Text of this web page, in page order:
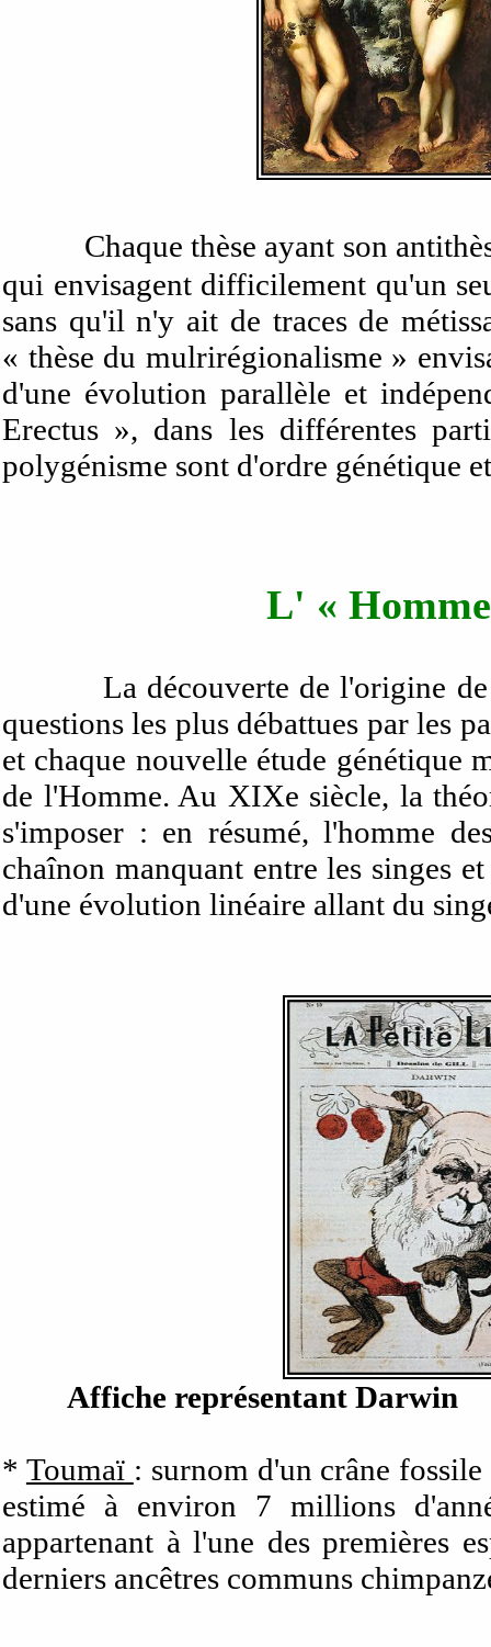
Chaque thèse ayant son
qui envisagent difficilement qu'un
sans qu'il n'y ait de traces de
« thèse du mulrirégionalisme »
d'une évolution parallèle et
Erectus », dans les différentes
polygénisme sont d'ordre génétique
L' «
La découverte de l'origine
questions les plus débattues par les
et chaque nouvelle étude génétique
de l'Homme. Au XIXe siècle, la
s'imposer : en résumé, l'homme
chaînon manquant entre les singes
d'une évolution linéaire allant du
Affiche
* Toumaï : surnom d'un crâne
estimé à environ 7 millions
appartenant à l'une des premières
derniers ancêtres communs